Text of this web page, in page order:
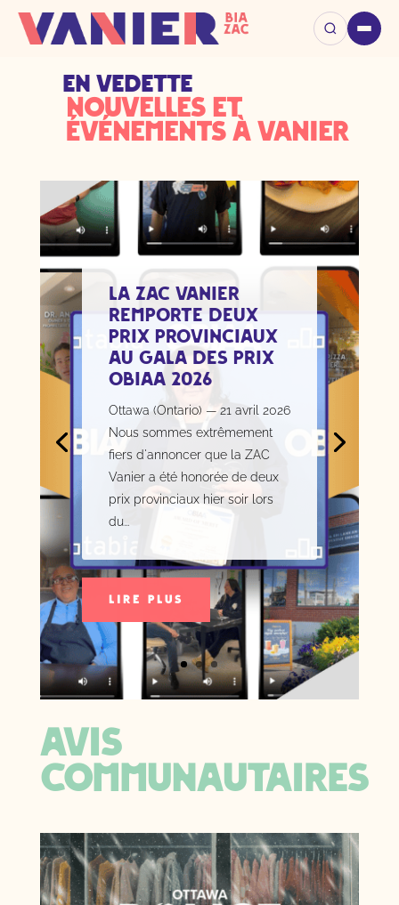
EN VEDETTE
Nouvelles et
événements à Vanier
La ZAC Vanier
remporte deux
prix provinciaux
au Gala des prix
OBIAA 2026
Ottawa (Ontario) — 21 avril 2026
Nous sommes extrêmement
fiers d'annoncer que la ZAC
Vanier a été honorée de deux
prix provinciaux hier soir lors
du...
LIRE PLUS
Avis
Communautaires